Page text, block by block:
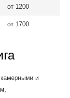
от 1200
от 1700
камерными и